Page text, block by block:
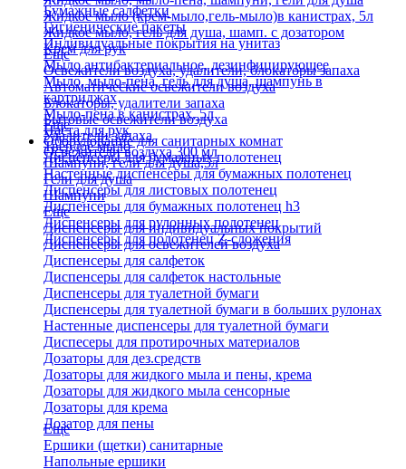
Бумажные салфетки
Гигиенические пакеты
Индивидуальные покрытия на унитаз
Жидкое мыло (крем-мыло,гель-мыло)в канистрах, 5л
Жидкое мыло, гель для душа, шамп. с дозатором
Крем для рук
Мыло антибактериальное, дезинфицирующее
Мыло, мыло-пена, гель для душа, шампунь в
картриджах
Мыло-пена в канистрах, 5л
Паста для рук
Твердое мыло
Шампуни, гели для душа,5л
Гели для душа
Шампуни
Еще
Освежители воздуха, удалители, блокаторы запаха
Автоматические освежители воздуха
Блокаторы, удалители запаха
Бытовые освежители воздуха
Удалители запаха
Освежители воздуха 300 мл
Еще
Оборудование для санитарных комнат
Диспенсеры для бумажных полотенец
Настенные диспенсеры для бумажных полотенец
Диспенсеры для листовых полотенец
Диспенсеры для бумажных полотенец h3
Диспенсеры для рулонных полотенец
Диспенсеры для полотенец Z-сложения
Еще
Диспенсеры для индивидуальных покрытий
Диспенсеры для освежителей воздуха
Диспенсеры для салфеток
Диспенсеры для салфеток настольные
Диспенсеры для туалетной бумаги
Диспенсеры для туалетной бумаги в больших рулонах
Настенные диспенсеры для туалетной бумаги
Диспесеры для протирочных материалов
Дозаторы для дез.средств
Дозаторы для жидкого мыла и пены, крема
Дозаторы для жидкого мыла сенсорные
Дозаторы для крема
Дозатор для пены
Еще
Ершики (щетки) санитарные
Напольные ершики